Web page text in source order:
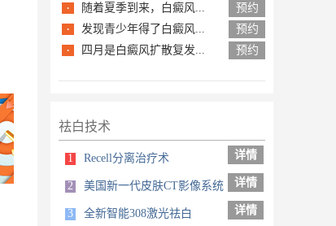
· 随着夏季到来，白癜风... 预约
· 发现青少年得了白癜风... 预约
· 四月是白癜风扩散复发... 预约
祛白技术
1 Recell分离治疗术 详情
2 美国新一代皮肤CT影像系统 详情
3 全新智能308激光祛白 详情